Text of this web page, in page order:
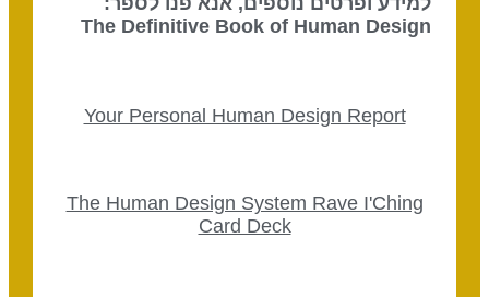
The Definitive Book of Human Design
Your Personal Human Design Report
The Human Design System Rave I'Ching
Card Deck